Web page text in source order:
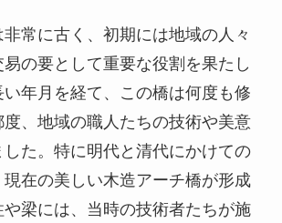
常に古く、初期には地域の人々
の要として重要な役割を果たし
年月を経て、この橋は何度も修
、地域の職人たちの技術や美意
た。特に明代と清代にかけての
在の美しい木造アーチ橋が形成
や梁には、当時の技術者たちが施